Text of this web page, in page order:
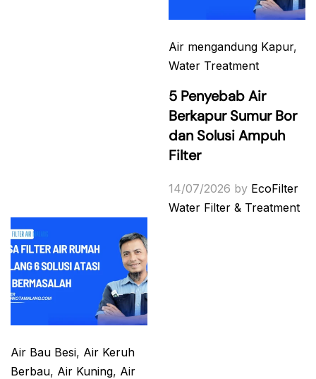
Air mengandung Kapur,
Water Treatment
5 Penyebab Air
Berkapur Sumur Bor
dan Solusi Ampuh
Filter
14/07/2026 by EcoFilter
Water Filter & Treatment
Air Bau Besi, Air Keruh
Berbau, Air Kuning, Air